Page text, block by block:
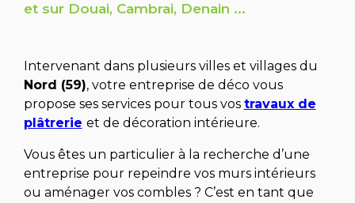
et sur Douai, Cambrai, Denain ...
Intervenant dans plusieurs villes et villages du
Nord (59), votre entreprise de déco vous
propose ses services pour tous vos travaux de
plâtrerie et de décoration intérieure.
Vous êtes un particulier à la recherche d’une
entreprise pour repeindre vos murs intérieurs
ou aménager vos combles ? C’est en tant que